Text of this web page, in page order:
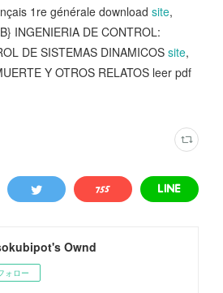
1re générale download site,
INGENIERIA DE CONTROL:
DE SISTEMAS DINAMICOS site,
Y OTROS RELATOS leer pdf
Ownd
ォロー